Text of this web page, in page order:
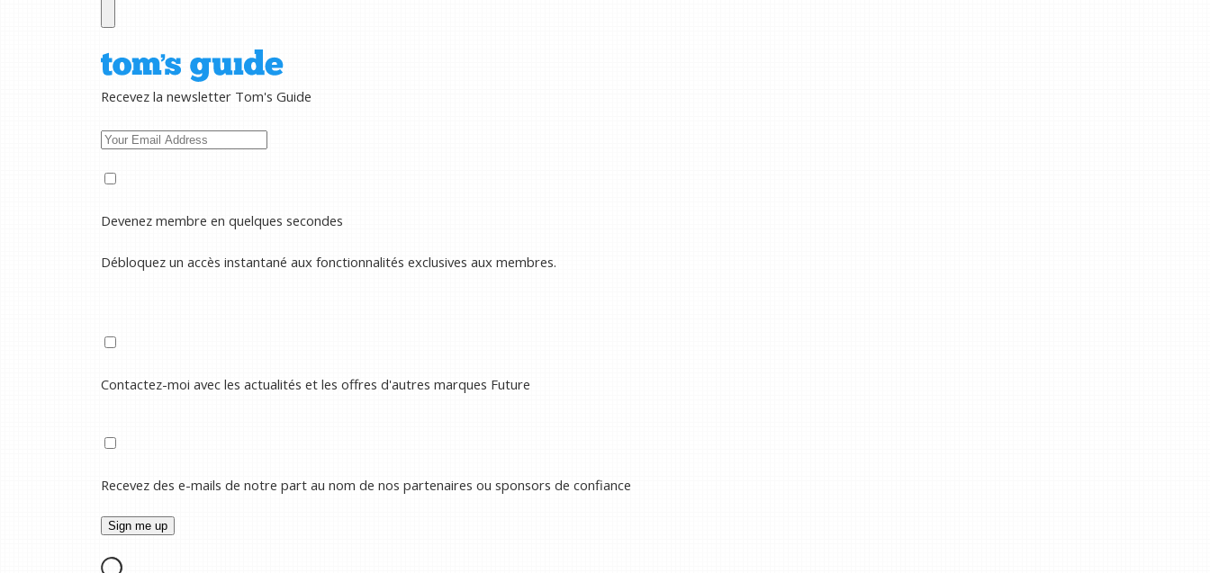
Recevez la newsletter Tom's Guide
Devenez membre en quelques secondes
Débloquez un accès instantané aux fonctionnalités exclusives aux membres.
Contactez-moi avec les actualités et les offres d'autres marques Future
Recevez des e-mails de notre part au nom de nos partenaires ou sponsors de confiance